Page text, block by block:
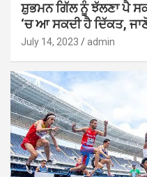
ਸ਼ੁਭਮਨ ਗਿੱਲ ਨੂੰ ਝੱਲਣਾ ਪੈ
‘ਚ ਆ ਸਕਦੀ ਹੈ ਦਿੱਕਤ,
July 14, 2023 admin